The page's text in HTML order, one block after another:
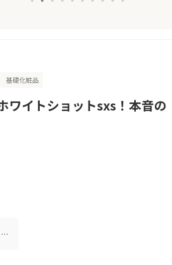
基礎化粧品
ワイトショットsxs！本音の
…